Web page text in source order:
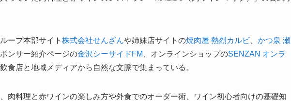
ープ本部サイト 株式会社せんざんや姉妹店サイトの焼肉屋 熱烈カルビ
かつ泉 瀬
ポンサー紹介ページの金沢シーサイドFM 、オンラインショップのSENZAN オンラ
食店と地域メディアから自然な文脈で集まっている。
肉料理と赤ワインの楽しみ方や外食でのオーダー術、ワイン初心者向けの基礎知